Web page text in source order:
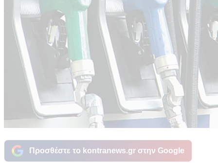
Προσθέστε το kontranews.gr στην Google